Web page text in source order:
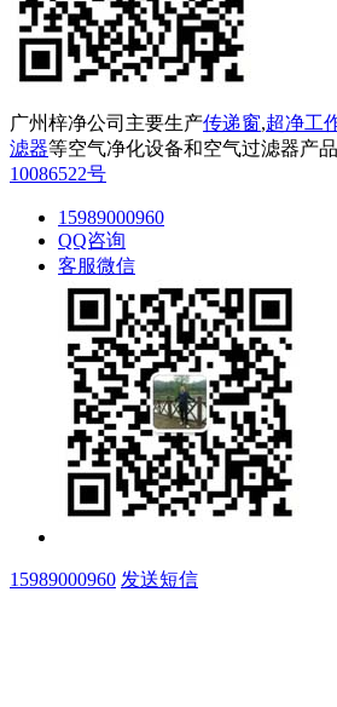
广州梓净公司主要生产传递窗,超净工
滤器等空气净化设备和空气过滤器产品
10086522号
15989000960
QQ咨询
客服微信
15989000960 发送短信